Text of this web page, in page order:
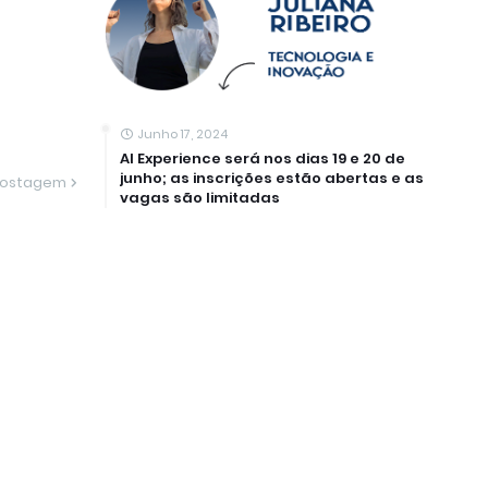
Junho 17, 2024
AI Experience será nos dias 19 e 20 de
junho; as inscrições estão abertas e as
vagas são limitadas